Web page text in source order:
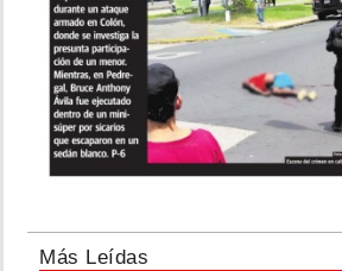
Más Leídas